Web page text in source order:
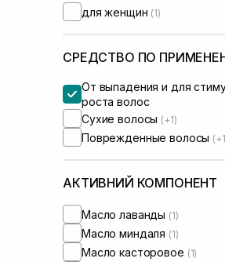
для женщин (1)
СРЕДСТВО ПО
От выпадения и для
роста волос
Сухие волосы (+1)
Поврежденные волосы
АКТИВНИЙ КОМПОНЕНТ
Масло лаванды (1)
Масло миндаля (1)
Масло касторовое (1)